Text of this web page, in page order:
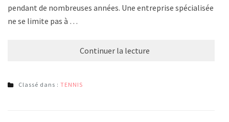
pendant de nombreuses années. Une entreprise spécialisée
ne se limite pas à …
Continuer la lecture
Classé dans : TENNIS